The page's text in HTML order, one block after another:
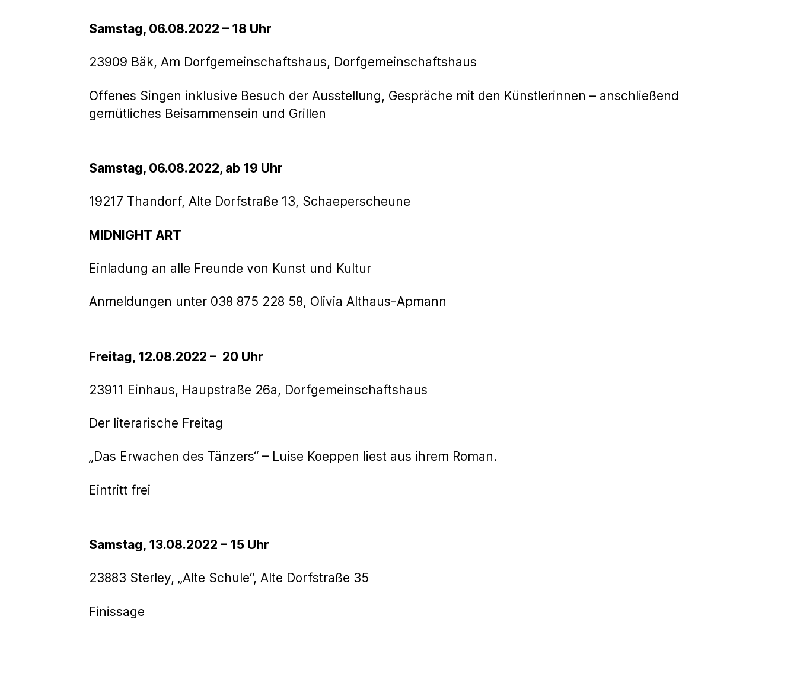
Samstag, 06.08.2022 – 18 Uhr
23909 Bäk, Am Dorfgemeinschaftshaus, Dorfgemeinschaftshaus
Offenes Singen inklusive Besuch der Ausstellung, Gespräche mit den Künstlerinnen – anschließend
gemütliches Beisammensein und Grillen
Samstag, 06.08.2022, ab 19 Uhr
19217 Thandorf, Alte Dorfstraße 13, Schaeperscheune
MIDNIGHT ART
Einladung an alle Freunde von Kunst und Kultur
Anmeldungen unter 038 875 228 58, Olivia Althaus-Apmann
Freitag, 12.08.2022 – 20 Uhr
23911 Einhaus, Haupstraße 26a, Dorfgemeinschaftshaus
Der literarische Freitag
„Das Erwachen des Tänzers“ – Luise Koeppen liest aus ihrem Roman.
Eintritt frei
Samstag, 13.08.2022 – 15 Uhr
23883 Sterley, „Alte Schule“, Alte Dorfstraße 35
Finissage